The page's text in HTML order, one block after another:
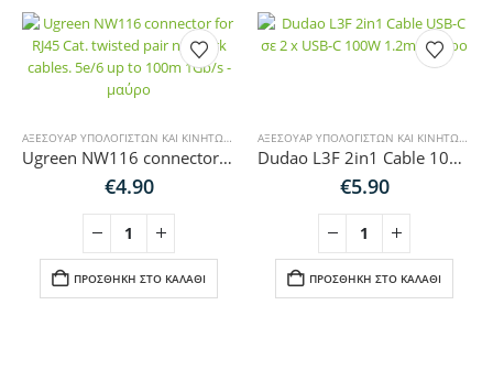
ΑΞΕΣΟΥΆΡ ΥΠΟΛΟΓΙΣΤΏΝ ΚΑΙ ΚΙΝΗΤΏΝ ΚΑΛΏΔΙΑ ΉΧΟΥ-HDMI-ΔΙΚΤΎΟΥ
Ugreen NW116 connector for RJ45 Cat. twisted pair network cables. 5e/6 up to 100m 1Gb/s – μαύρο
€4.90
ΠΡΟΣΘΉΚΗ ΣΤΟ ΚΑΛΆΘΙ
ΑΞΕΣΟΥΆΡ ΥΠΟΛΟΓΙΣΤΏΝ ΚΑΙ ΚΙΝΗΤΏΝ
Dudao L3F 2in1 Cable 100W 1.2m 2 x USB-C – Black
€5.90
ΠΡΟΣΘΉΚΗ ΣΤΟ ΚΑΛΆΘΙ